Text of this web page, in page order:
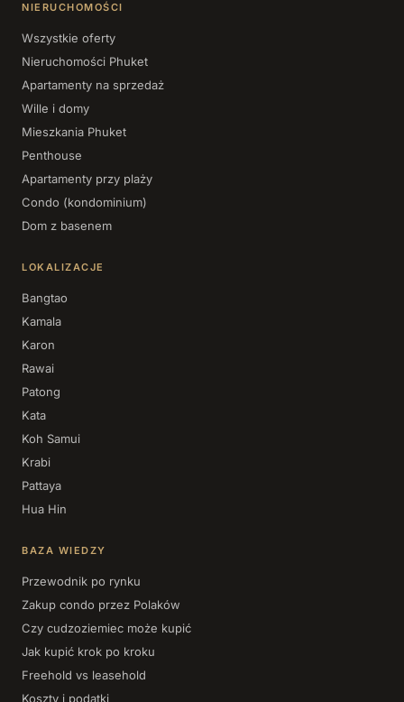
NIERUCHOMOŚCI
Wszystkie oferty
Nieruchomości Phuket
Apartamenty na sprzedaż
Wille i domy
Mieszkania Phuket
Penthouse
Apartamenty przy plaży
Condo (kondominium)
Dom z basenem
LOKALIZACJE
Bangtao
Kamala
Karon
Rawai
Patong
Kata
Koh Samui
Krabi
Pattaya
Hua Hin
BAZA WIEDZY
Przewodnik po rynku
Zakup condo przez Polaków
Czy cudzoziemiec może kupić
Jak kupić krok po kroku
Freehold vs leasehold
Koszty i podatki